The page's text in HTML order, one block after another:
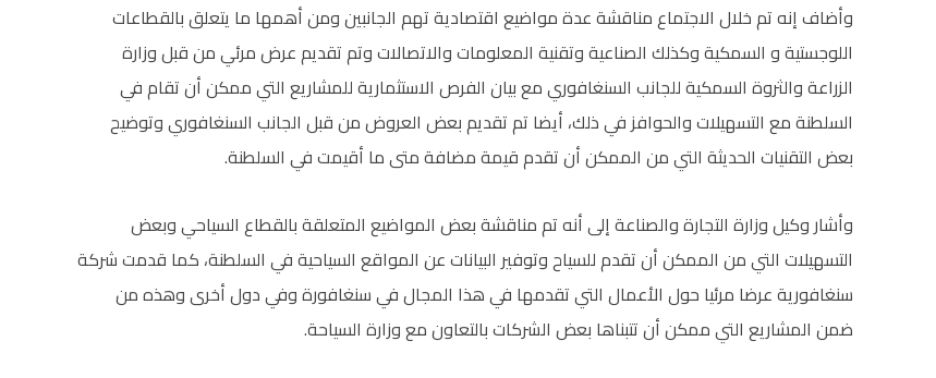
وأضاف إنه تم خلال الاجتماع مناقشة عدة مواضيع اقتصادية تهم الجانبين ومن أهمها ما يتعلق بالقطاعات
اللوجستية و السمكية وكذلك الصناعية وتقنية المعلومات والاتصالات وتم تقديم عرض مرئي من قبل وزارة
الزراعة والثروة السمكية للجانب السنغافوري مع بيان الفرص الاستثمارية للمشاريع التي ممكن أن تقام في
السلطنة مع التسهيلات والحوافز في ذلك، أيضا تم تقديم بعض العروض من قبل الجانب السنغافوري وتوضيح
بعض التقنيات الحديثة التي من الممكن أن تقدم قيمة مضافة متى ما أقيمت في السلطنة.
وأشار وكيل وزارة التجارة والصناعة إلى أنه تم مناقشة بعض المواضيع المتعلقة بالقطاع السياحي وبعض
التسهيلات التي من الممكن أن تقدم للسياح وتوفير البيانات عن المواقع السياحية في السلطنة، كما قدمت شركة
سنغافورية عرضا مرئيا حول الأعمال التي تقدمها في هذا المجال في سنغافورة وفي دول أخرى وهذه من
ضمن المشاريع التي ممكن أن تتبناها بعض الشركات بالتعاون مع وزارة السياحة.